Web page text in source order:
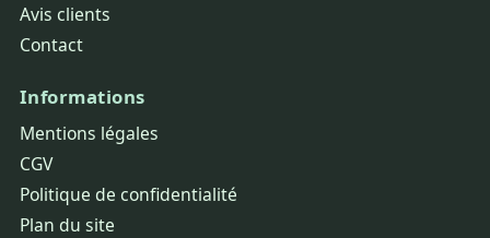
Avis clients
Contact
Informations
Mentions légales
CGV
Politique de confidentialité
Plan du site